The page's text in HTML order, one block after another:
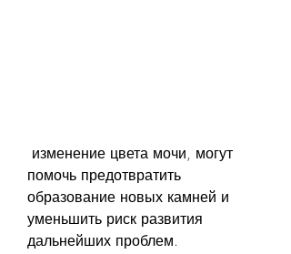
помочь предотвратить
образование новых камней и
уменьшить риск развития
дальнейших проблем.